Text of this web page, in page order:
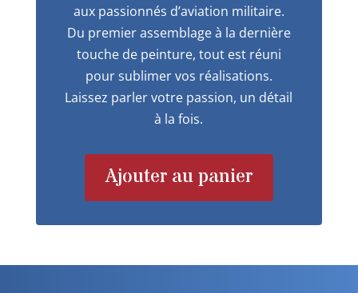
aux passionnés d’aviation militaire.
Du premier assemblage à la dernière
touche de peinture, tout est réuni
pour sublimer vos réalisations.
Laissez parler votre passion, un détail
à la fois.
Ajouter au panier